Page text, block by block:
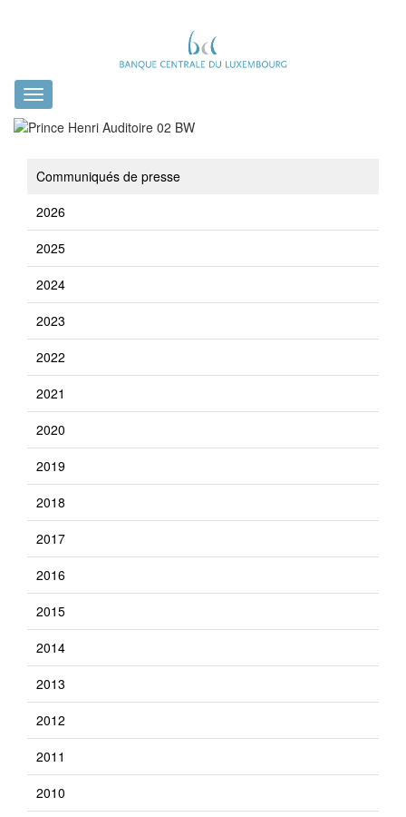
Toggle
navigation
Communiqués de presse
2026
2025
2024
2023
2022
2021
2020
2019
2018
2017
2016
2015
2014
2013
2012
2011
2010